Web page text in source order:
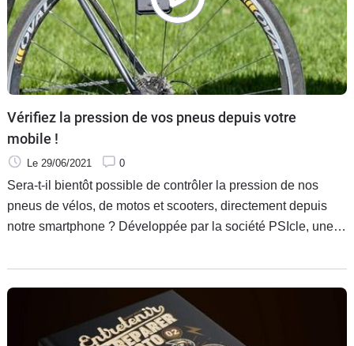
Vérifiez la pression de vos pneus depuis votre
mobile !
Le 29/06/2021 0
Sera-t-il bientôt possible de contrôler la pression de nos
pneus de vélos, de motos et scooters, directement depuis
notre smartphone ? Développée par la société PSIcle, une
innovation qui simplifie la vie.